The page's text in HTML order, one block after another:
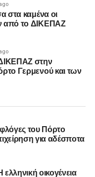
στα καμένα οι
από το ΔΙΚΕΠΑΖ
στην
Γερμενού και των
του Πόρτο
για αδέσποτα
οικογένεια